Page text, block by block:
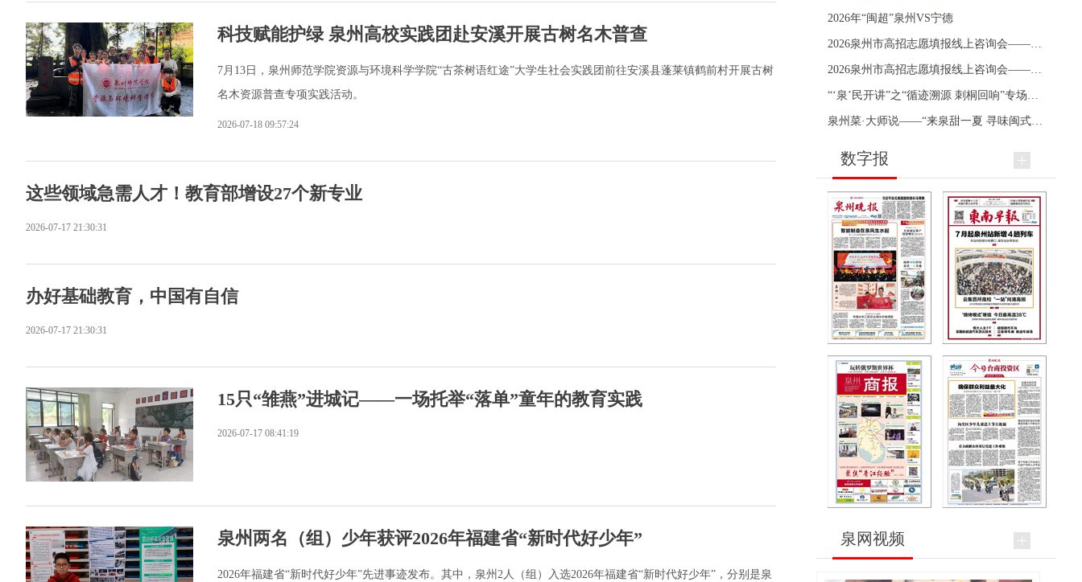
科技赋能护绿 泉州高校实践团赴安溪开展古树名木普查
7月13日，泉州师范学院资源与环境科学学院“古茶树语红途”大学生社会实践团前往安溪县蓬莱镇鹤前村开展古树
名木资源普查专项实践活动。
2026-07-18 09:57:24
这些领域急需人才！教育部增设27个新专业
2026-07-17 21:30:31
办好基础教育，中国有自信
2026-07-17 21:30:31
15只“雏燕”进城记——一场托举“落单”童年的教育实践
2026-07-17 08:41:19
泉州两名（组）少年获评2026年福建省“新时代好少年”
2026年福建省“新时代好少年”先进事迹发布。其中，泉州2人（组）入选2026年福建省“新时代好少年”，分别是泉
2026年“闽超”泉州VS宁德
数字报
泉网视频